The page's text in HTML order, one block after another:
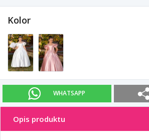
Kolor
WHATSAPP
Opis produktu